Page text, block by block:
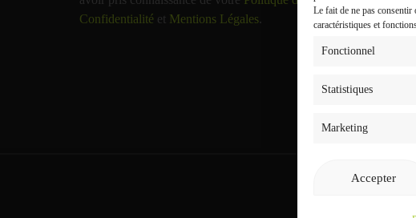
Le fait de ne pas
caractéristiques et
Fonctionnel
Statistiques
Marketing
Accepter
Confidentialité et Mentions Légales
THÈME